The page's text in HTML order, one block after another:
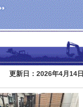
更新日：2026年4月14日